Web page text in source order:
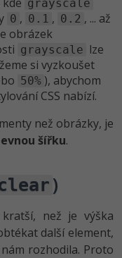
grayscale
0 , 0.1 , 0.2 , ... až
obrázek
grayscale lze
si vyzkoušet
50% ), abychom
CSS nabízí.
než obrázky, je
šířku.
)
než je výška
další element,
rozhodila. Proto